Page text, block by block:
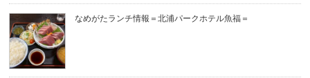
なめがたランチ情報＝北浦パークホテル魚福＝